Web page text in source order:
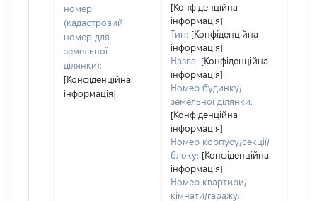
номер
(кадастровий
номер для
земельної
ділянки):
[Конфіденційна
інформація]
[Конфіденційна
інформація]
Тип: [Конфіденційна
інформація]
Назва: [Конфіденційна
інформація]
Номер будинку/
земельної ділянки:
[Конфіденційна
інформація]
Номер корпусу/секції/
блоку: [Конфіденційна
інформація]
Номер квартири/
кімнати/гаражу: